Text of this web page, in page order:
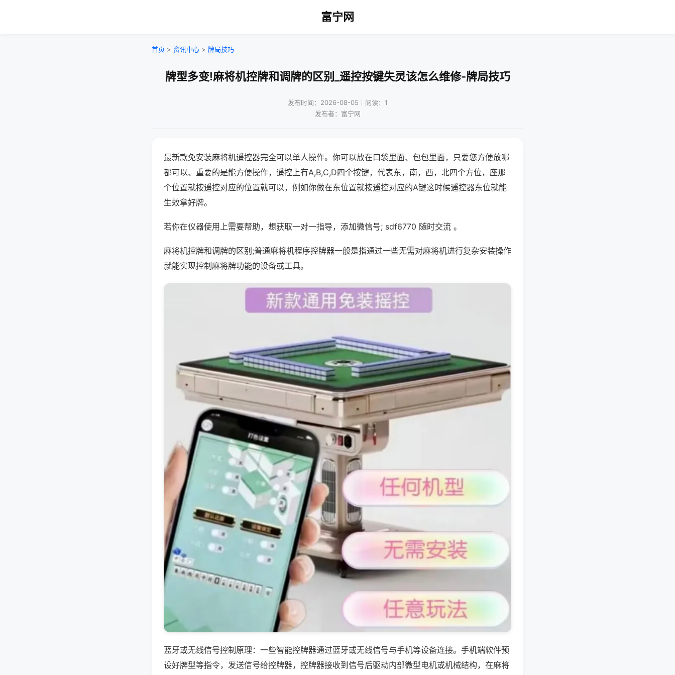
富宁网
首页 > 资讯中心 > 牌局技巧
牌型多变!麻将机控牌和调牌的区别_遥控按键失灵该怎么维修-牌局技巧
发布时间：2026-08-05｜阅读：1
发布者：富宁网
最新款免安装麻将机遥控器完全可以单人操作。你可以放在口袋里面、包包里面，只要您方便放哪
都可以、重要的是能方便操作，遥控上有A,B,C,D四个按键，代表东，南，西，北四个方位，座那
个位置就按遥控对应的位置就可以，例如你做在东位置就按遥控对应的A键这时候遥控器东位就能
生效拿好牌。
若你在仪器使用上需要帮助，想获取一对一指导，添加微信号; sdf6770 随时交流 。
麻将机控牌和调牌的区别;普通麻将机程序控牌器一般是指通过一些无需对麻将机进行复杂安装操作
就能实现控制麻将牌功能的设备或工具。
蓝牙或无线信号控制原理：一些智能控牌器通过蓝牙或无线信号与手机等设备连接。手机端软件预
设好牌型等指令，发送信号给控牌器，控牌器接收到信号后驱动内部微型电机或机械结构，在麻将